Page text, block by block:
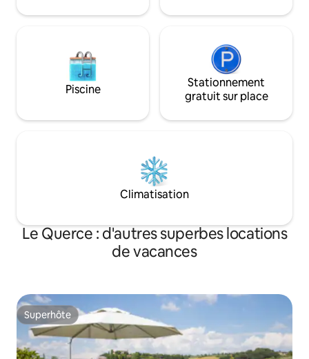
Piscine
Stationnement
gratuit sur place
Climatisation
Le Querce : d'autres superbes locations
de vacances
Superhôte
Superhôte